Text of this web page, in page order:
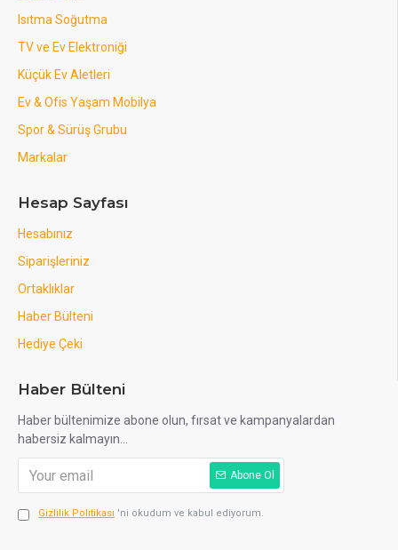
Isıtma Soğutma
TV ve Ev Elektroniği
Küçük Ev Aletleri
Ev & Ofis Yaşam Mobilya
Spor & Sürüş Grubu
Markalar
Hesap Sayfası
Hesabınız
Siparişleriniz
Ortaklıklar
Haber Bülteni
Hediye Çeki
Haber Bülteni
Haber bültenimize abone olun, fırsat ve kampanyalardan
habersiz kalmayın...
Abone Ol
Gizlilik Politikası 'ni okudum ve kabul ediyorum.